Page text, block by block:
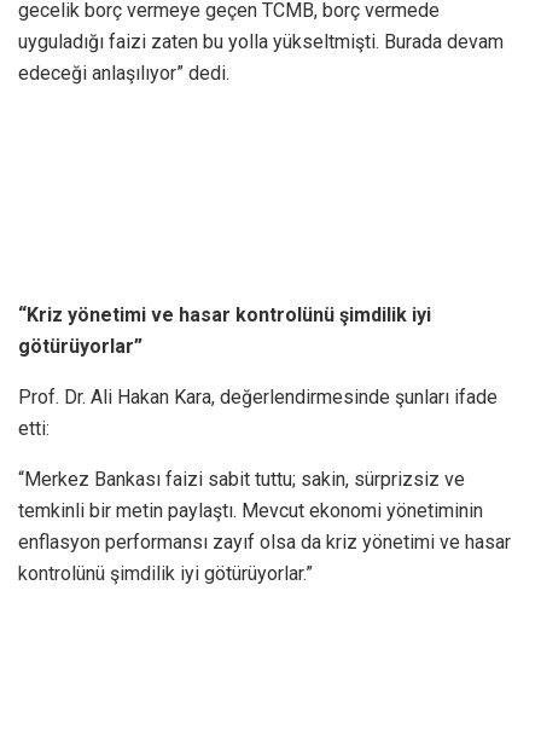
gecelik borç vermeye geçen TCMB, borç vermede
uyguladığı faizi zaten bu yolla yükseltmişti. Burada devam
edeceği anlaşılıyor” dedi.
“Kriz yönetimi ve hasar kontrolünü şimdilik iyi
götürüyorlar”
Prof. Dr. Ali Hakan Kara, değerlendirmesinde şunları ifade
etti:
“Merkez Bankası faizi sabit tuttu; sakin, sürprizsiz ve
temkinli bir metin paylaştı. Mevcut ekonomi yönetiminin
enflasyon performansı zayıf olsa da kriz yönetimi ve hasar
kontrolünü şimdilik iyi götürüyorlar.”